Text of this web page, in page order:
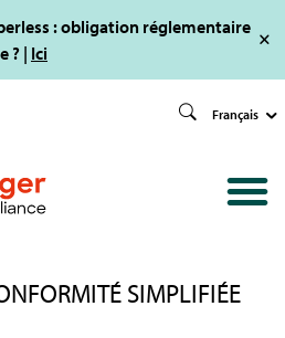
: obligation réglementaire
? | Ici
Français
SIMPLIFIÉE